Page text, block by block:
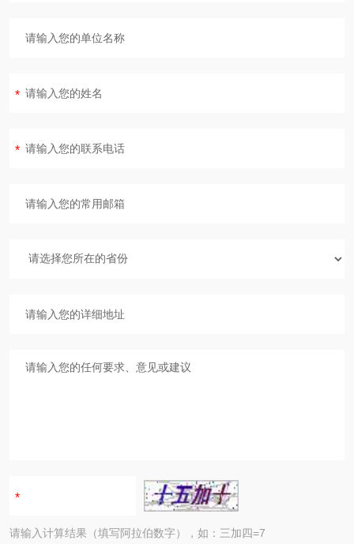
请输入计算结果（填写阿拉伯数字），如：三加四=7